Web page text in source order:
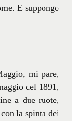
E suppongo
mi pare,
del 1891,
a due ruote,
la spinta dei